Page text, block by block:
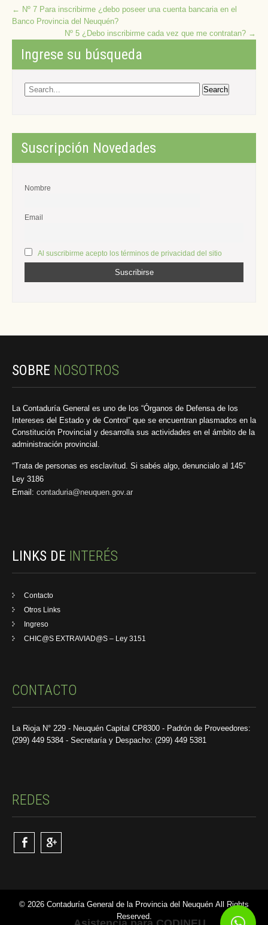
Post
navigation
← Nº 7 Para inscribirme ¿debo poseer una cuenta bancaria en el
Banco Provincia del Neuquén?
Nº 5 ¿Debo inscribirme cada vez que me contratan? →
Ingrese su búsqueda
Suscripción Novedades
Nombre
Email
Al suscribirme acepto los términos de privacidad del sitio
SOBRE NOSOTROS
La Contaduría General es uno de los “Órganos de Defensa de los
Intereses del Estado y de Control” que se encuentran plasmados en la
Constitución Provincial y desarrolla sus actividades en el ámbito de la
administración provincial.
“Trata de personas es esclavitud. Si sabés algo, denuncialo al 145”
Ley 3186
Email: contaduria@neuquen.gov.ar
LINKS DE INTERÉS
Contacto
Otros Links
Ingreso
CHIC@S EXTRAVIAD@S – Ley 3151
CONTACTO
La Rioja N° 229 - Neuquén Capital CP8300 - Padrón de Proveedores:
(299) 449 5384 - Secretaría y Despacho: (299) 449 5381
REDES
© 2026 Contaduría General de la Provincia del Neuquén All Rights
Reserved.